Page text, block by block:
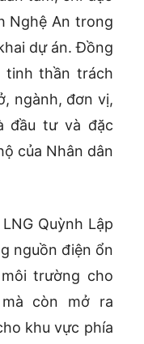
Nghệ An trong
dự án. Đồng
tinh thần trách
ngành, đơn vị,
đầu tư và đặc
của Nhân dân
Quỳnh Lập
nguồn điện ổn
trường cho
còn mở ra
khu vực phía